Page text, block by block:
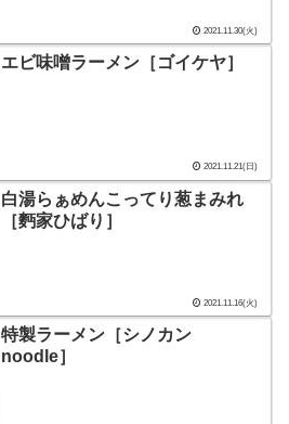
2021.11.30(火)
エビ味噌ラーメン［ゴイケヤ］
2021.11.21(日)
白湯らぁめんこってり葱まみれ
［麪家ひばり］
2021.11.16(火)
特製ラーメン［シノカン
noodle］